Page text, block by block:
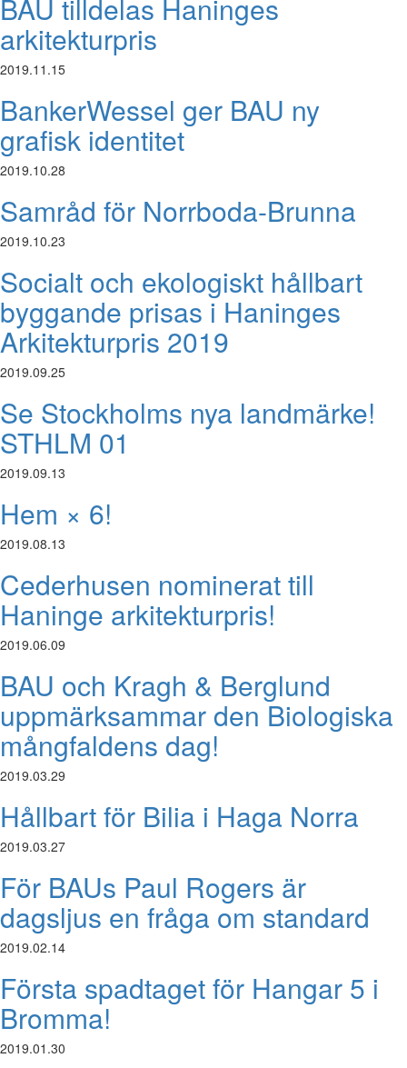
BAU tilldelas Haninges
arkitekturpris
2019.11.15
BankerWessel ger BAU ny
grafisk identitet
2019.10.28
Samråd för Norrboda-Brunna
2019.10.23
Socialt och ekologiskt hållbart
byggande prisas i Haninges
Arkitekturpris 2019
2019.09.25
Se Stockholms nya landmärke!
STHLM 01
2019.09.13
Hem × 6!
2019.08.13
Cederhusen nominerat till
Haninge arkitekturpris!
2019.06.09
BAU och Kragh & Berglund
uppmärksammar den Biologiska
mångfaldens dag!
2019.03.29
Hållbart för Bilia i Haga Norra
2019.03.27
För BAUs Paul Rogers är
dagsljus en fråga om standard
2019.02.14
Första spadtaget för Hangar 5 i
Bromma!
2019.01.30